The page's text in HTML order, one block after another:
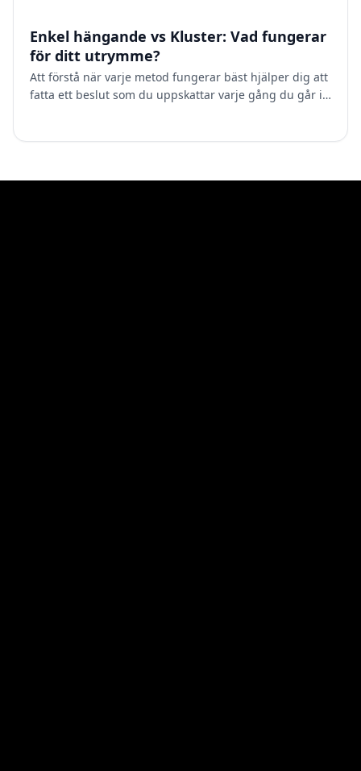
Enkel hängande vs Kluster: Vad fungerar
för ditt utrymme?
Att förstå när varje metod fungerar bäst hjälper dig att
fatta ett beslut som du uppskattar varje gång du går in